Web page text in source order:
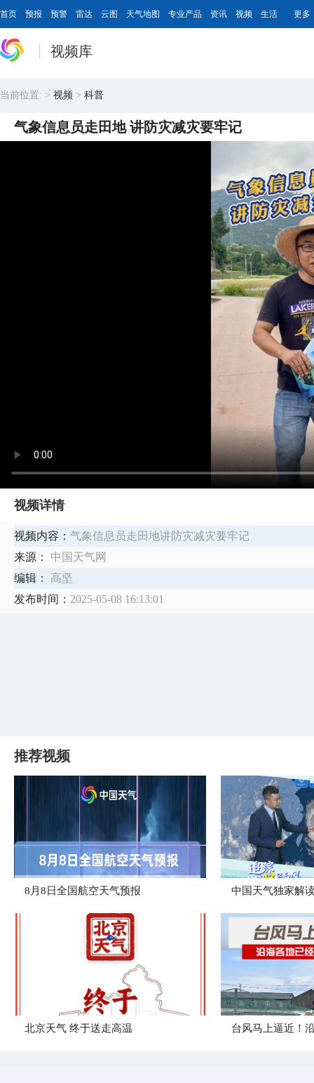
首页 预报 预警 雷达 云图 天气地图 专业产品 资讯 视频 生活 更多
视频库
当前位置: > 视频 > 科普
气象信息员走田地 讲防灾减灾要牢记
视频详情
视频内容： 气象信息员走田地讲防灾减灾要牢记
来源：
中国天气网
编辑：
高坚
发布时间： 2025-05-08 16:13:01
推荐视频
8月8日全国航空天气预报 中国天气独家解
北京天气 终于送走高温